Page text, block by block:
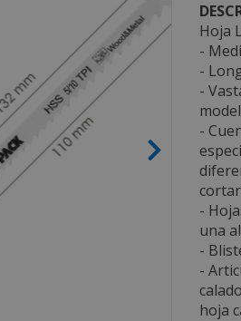
Hoja
-
-
-
-
-
una
-
-
hoja